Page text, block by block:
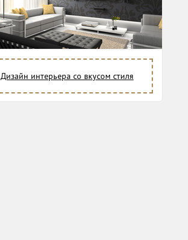
Дизайн интерьера со вкусом стиля